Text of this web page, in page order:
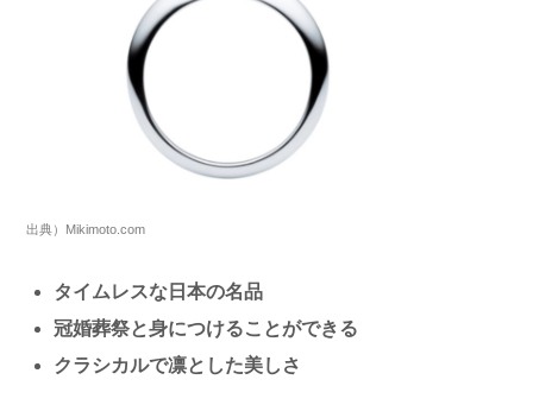
出典）Mikimoto.com
タイムレスな日本の名品
冠婚葬祭と身につけることができる
クラシカルで凛とした美しさ